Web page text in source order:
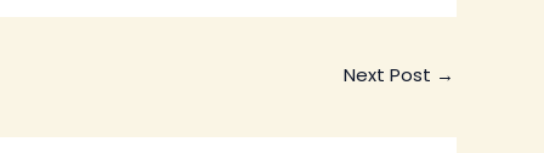
Next Post →